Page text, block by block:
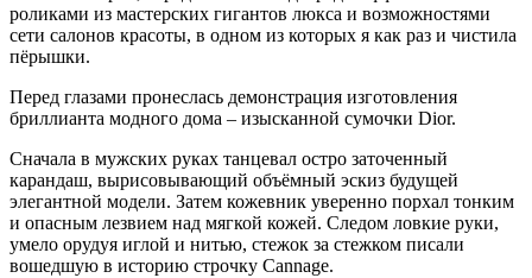
роликами из мастерских гигантов люкса и возможностями
сети салонов красоты, в одном из которых я как раз и чистила
пёрышки.
Перед глазами пронеслась демонстрация изготовления
бриллианта модного дома – изысканной сумочки Dior.
Сначала в мужских руках танцевал остро заточенный
карандаш, вырисовывающий объёмный эскиз будущей
элегантной модели. Затем кожевник уверенно порхал тонким
и опасным лезвием над мягкой кожей. Следом ловкие руки,
умело орудуя иглой и нитью, стежок за стежком писали
вошедшую в историю строчку Cannage.